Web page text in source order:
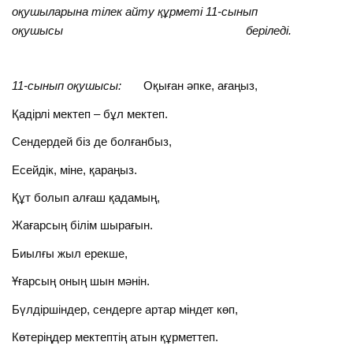
оқушыларына тілек айту құрметі 11-сынып
оқушысы беріледі.
11-сынып оқушысы: Оқыған әпке, ағаңыз,
Қадірлі мектеп – бұл мектеп.
Сендердей біз де болғанбыз,
Есейдік, міне, қараңыз.
Құт болып алғаш қадамың,
Жағарсың білім шырағын.
Биылғы жыл ерекше,
Ұғарсың оның шын мәнін.
Бүлдіршіндер, сендерге артар міндет көп,
Көтеріңдер мектептің атын құрметтеп.